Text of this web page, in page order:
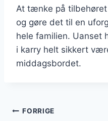
At tænke på
og gøre det til en
hele familien. Uanset
i karry helt sikkert
middagsbordet.
FORRIGE